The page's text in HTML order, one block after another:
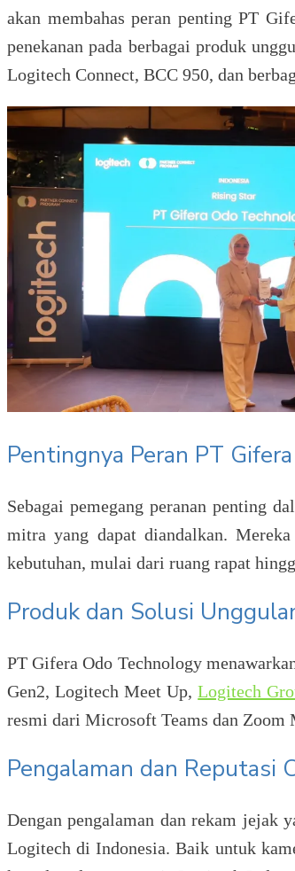
akan membahas peran penting PT
penekanan pada berbagai produk
Logitech Connect, BCC 950, dan
Pentingnya Peran PT
Sebagai pemegang peranan penting
mitra yang dapat diandalkan.
kebutuhan, mulai dari ruang rapat
Produk dan Solusi
PT Gifera Odo Technology
Gen2, Logitech Meet Up,Logitech
resmi dari Microsoft Teams dan Zoom
Pengalaman dan Reputasi
Dengan pengalaman dan rekam jejak
Logitech di Indonesia. Baik untuk